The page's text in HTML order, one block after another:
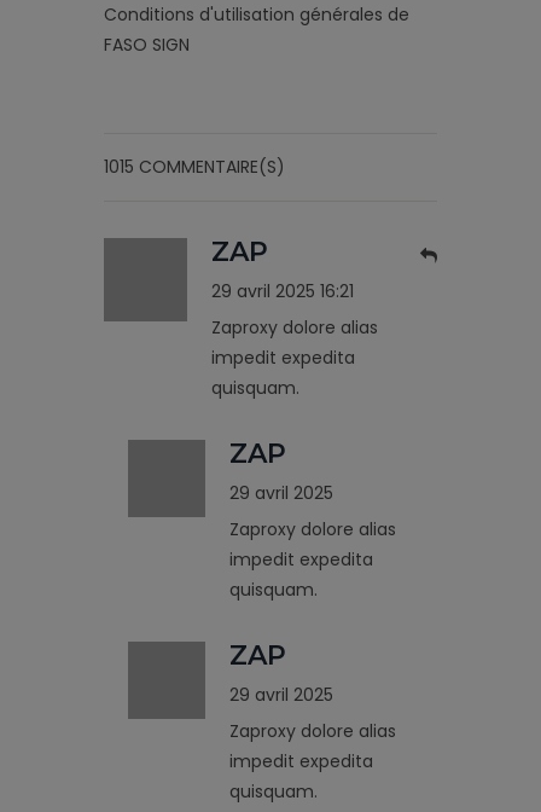
Conditions d'utilisation générales de
FASO SIGN
1015 COMMENTAIRE(S)
ZAP
29 avril 2025 16:21
Zaproxy dolore alias
impedit expedita
quisquam.
ZAP
29 avril 2025
Zaproxy dolore alias
impedit expedita
quisquam.
ZAP
29 avril 2025
Zaproxy dolore alias
impedit expedita
quisquam.